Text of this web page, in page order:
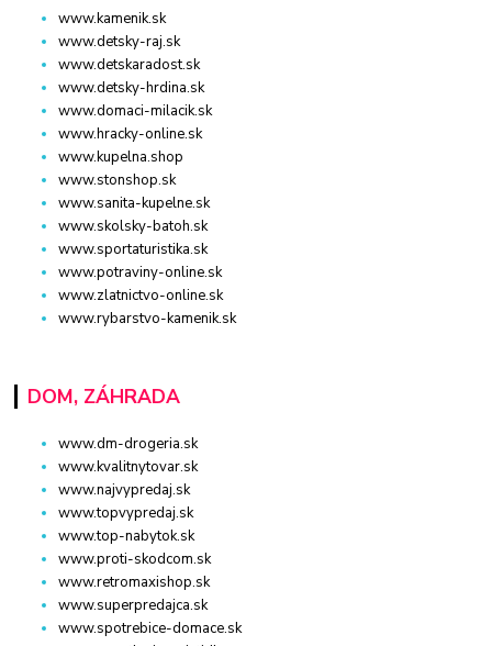
www.kamenik.sk
www.detsky-raj.sk
www.detskaradost.sk
www.detsky-hrdina.sk
www.domaci-milacik.sk
www.hracky-online.sk
www.kupelna.shop
www.stonshop.sk
www.sanita-kupelne.sk
www.skolsky-batoh.sk
www.sportaturistika.sk
www.potraviny-online.sk
www.zlatnictvo-online.sk
www.rybarstvo-kamenik.sk
DOM, ZÁHRADA
www.dm-drogeria.sk
www.kvalitnytovar.sk
www.najvypredaj.sk
www.topvypredaj.sk
www.top-nabytok.sk
www.proti-skodcom.sk
www.retromaxishop.sk
www.superpredajca.sk
www.spotrebice-domace.sk